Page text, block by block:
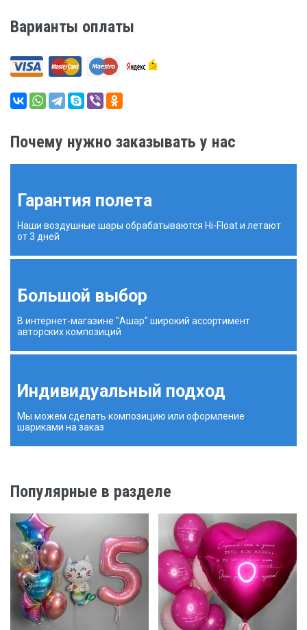
Варианты оплаты
Почему нужно заказывать у нас
Гарантия полета
Наши воздушные шары обрабатываются Hi-Float и летают
от 3 дней
Большой выбор
В интернет-магазине "Ашар" широкий ассортимент
авторских композиций
Индивидуальный подход
Мы можем сделать композицию или оформление
шариками на заказ
Популярные в разделе